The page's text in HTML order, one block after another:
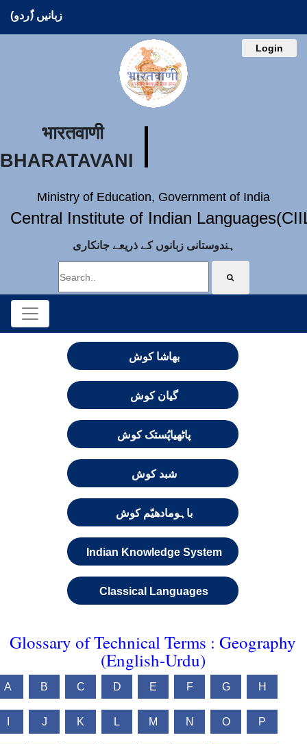
زبانیں (ُردو)
Login
भारतवाणी
BHARATAVANI
Ministry of Education, Government of India
Central Institute of Indian
ہندوستانی زبانوں کے ذریعے جانکاری
بھاشا کوش
گیان کوش
پاٹھیاپُستک کوش
شبد کوش
باہومادھیّم کوش
Indian Knowledge System
Classical Languages
Glossary of Technical Terms : Geography
(English-Urdu)
A B C D E F G H
J K L M N O P